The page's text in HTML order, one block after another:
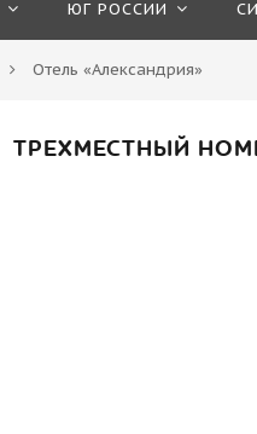
ЮГ РОССИИ
Отель «Александрия»
ТРЕХМЕСТНЫЙ